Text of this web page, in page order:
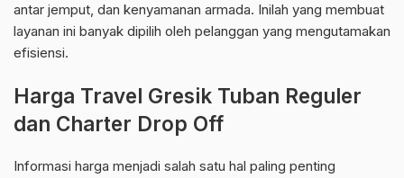
antar jemput, dan kenyamanan armada. Inilah yang membuat
layanan ini banyak dipilih oleh pelanggan yang mengutamakan
efisiensi.
Harga Travel Gresik Tuban Reguler
dan Charter Drop Off
Informasi harga menjadi salah satu hal paling penting